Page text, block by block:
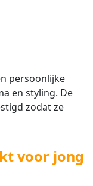
persoonlijke
en styling. De
zodat ze
voor jong